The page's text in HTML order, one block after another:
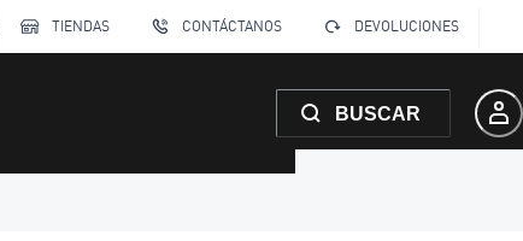
TIENDAS CONTÁCTANOS DEVOLUCIONES
BUSCAR